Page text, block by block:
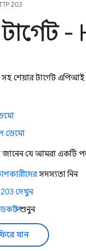
203
শেয়ার টার্গেট
ডেমো
যে আমরা একটি
সদস্যতা নিন
দেখুন
শুনুন
যান